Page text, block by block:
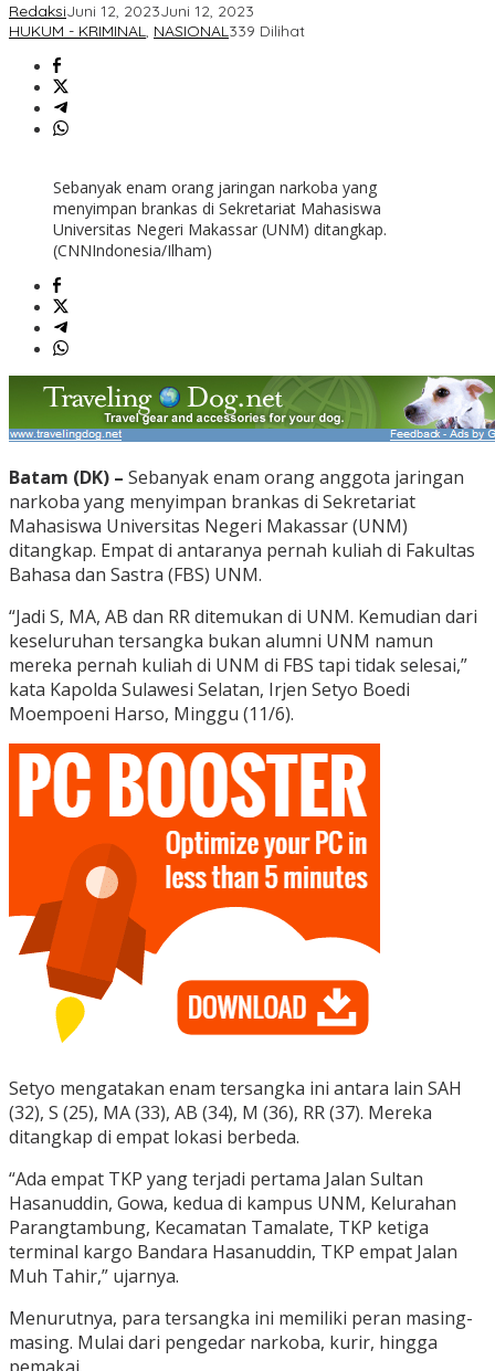
RedaksiJuni 12, 2023Juni 12, 2023
HUKUM - KRIMINAL, NASIONAL339 Dilihat
Sebanyak enam orang jaringan narkoba yang
menyimpan brankas di Sekretariat Mahasiswa
Universitas Negeri Makassar (UNM) ditangkap.
(CNNIndonesia/Ilham)
Batam (DK) – Sebanyak enam orang anggota jaringan
narkoba yang menyimpan brankas di Sekretariat
Mahasiswa Universitas Negeri Makassar (UNM)
ditangkap. Empat di antaranya pernah kuliah di Fakultas
Bahasa dan Sastra (FBS) UNM.
“Jadi S, MA, AB dan RR ditemukan di UNM. Kemudian dari
keseluruhan tersangka bukan alumni UNM namun
mereka pernah kuliah di UNM di FBS tapi tidak selesai,”
kata Kapolda Sulawesi Selatan, Irjen Setyo Boedi
Moempoeni Harso, Minggu (11/6).
Setyo mengatakan enam tersangka ini antara lain SAH
(32), S (25), MA (33), AB (34), M (36), RR (37). Mereka
ditangkap di empat lokasi berbeda.
“Ada empat TKP yang terjadi pertama Jalan Sultan
Hasanuddin, Gowa, kedua di kampus UNM, Kelurahan
Parangtambung, Kecamatan Tamalate, TKP ketiga
terminal kargo Bandara Hasanuddin, TKP empat Jalan
Muh Tahir,” ujarnya.
Menurutnya, para tersangka ini memiliki peran masing-
masing. Mulai dari pengedar narkoba, kurir, hingga